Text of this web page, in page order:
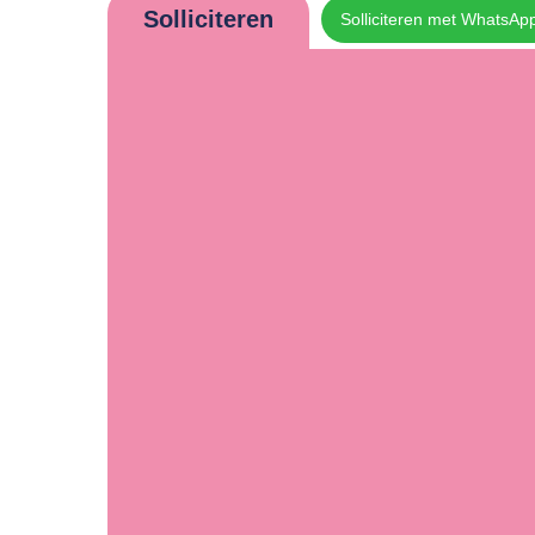
Solliciteren Solliciteren met